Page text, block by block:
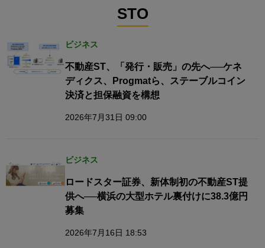
STO
ビジネス
不動産ST、「発行・販売」の先へ──ケネ
ディクス、Progmatら、ステーブルコイン
決済と担保融資を構想
2026年7月31日 09:00
ビジネス
ロードスター証券、新体制初の不動産ST提
供へ──横浜の大型ホテル裏付けに38.3億円
募集
2026年7月16日 18:53